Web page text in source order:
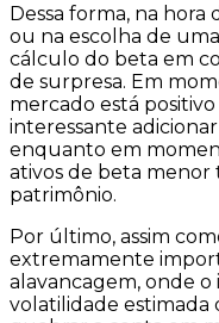
Dessa forma, na
ou na escolha de
cálculo do beta em
de surpresa. Em
mercado está
interessante
enquanto em
ativos de beta
patrimônio.
Por último, assim
extremamente
alavancagem, onde
volatilidade estimada